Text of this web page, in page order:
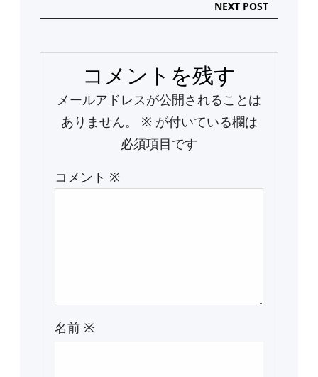
NEXT POST
コメントを残す
メールアドレスが公開されることは
ありません。
※ が付いている欄は
必須項目です
コメント ※
名前 ※